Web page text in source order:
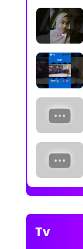
Tv